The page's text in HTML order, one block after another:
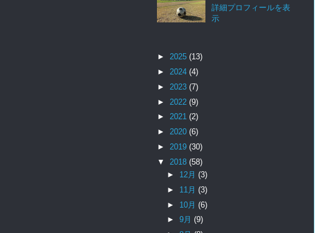
詳細プロフィールを表
示
► 2025 (13)
► 2024 (4)
► 2023 (7)
► 2022 (9)
► 2021 (2)
► 2020 (6)
► 2019 (30)
▼ 2018 (58)
► 12月 (3)
► 11月 (3)
► 10月 (6)
► 9月 (9)